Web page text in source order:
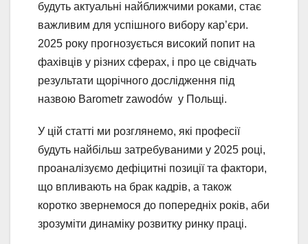
будуть актуальні найближчими роками, стає
важливим для успішного вибору кар’єри.
2025 року прогнозується високий попит на
фахівців у різних сферах, і про це свідчать
результати щорічного дослідження під
назвою Barometr zawodów у Польщі.
У цій статті ми розглянемо, які професії
будуть найбільш затребуваними у 2025 році,
проаналізуємо дефіцитні позиції та фактори,
що впливають на брак кадрів, а також
коротко звернемося до попередніх років, аби
зрозуміти динаміку розвитку ринку праці.